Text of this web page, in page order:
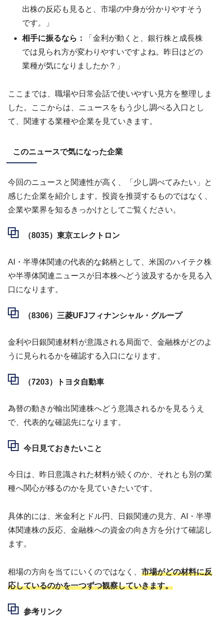
出株の反応も見ると、市場の中身が分かりやすそう
です。」
相手に振るなら：
「金利が動くと、銀行株と成長株
では見られ方が変わりやすいですよね。昨日はどの
業種が気になりましたか？」
ここまでは、職場や日常会話で使いやすい見方を整理しま
した。ここからは、ニュースをもう少し調べる入口とし
て、関連する業種や企業を見ていきます。
このニュースで気になった企業
今回のニュースと関連性が高く、「少し調べてみたい」と
感じた企業を紹介します。投資を推奨するものではなく、
企業や業界を知るきっかけとしてご覧ください。
（8035）東京エレクトロン
AI・半導体関連の代表的な銘柄として、米国のハイテク株
や半導体関連ニュースが日本株へどう波及するかを見る入
口になります。
（8306）三菱UFJフィナンシャル・グループ
金利や日銀関連材料が意識される局面で、金融株がどのよ
うに見られるかを確認する入口になります。
（7203）トヨタ自動車
為替の動きが輸出関連株へどう意識されるかを見るうえ
で、代表的な確認先になります。
今日見ておきたいこと
今日は、昨日意識された材料が続くのか、それとも別の業
種へ関心が移るのかを見ていきたいです。
具体的には、米金利とドル円、日銀関連の見方、AI・半導
体関連株の反応、金融株への資金の向き方を分けて確認し
ます。
相場の方向を当てにいくのではなく、 市場がどの材料に反
応しているのかを一つずつ観察していきます。
参考リンク